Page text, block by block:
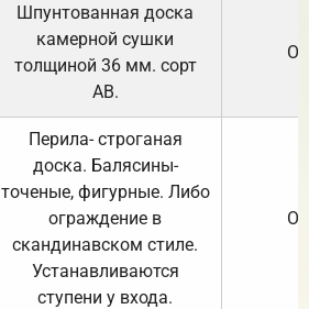
Шпунтованная доска
камерной сушки
толщиной 36 мм. сорт
АВ.
Перила- строганая
доска. Балясины-
точеные, фигурные. Либо
ограждение в
скандинавском стиле.
Устанавливаются
ступени у входа.